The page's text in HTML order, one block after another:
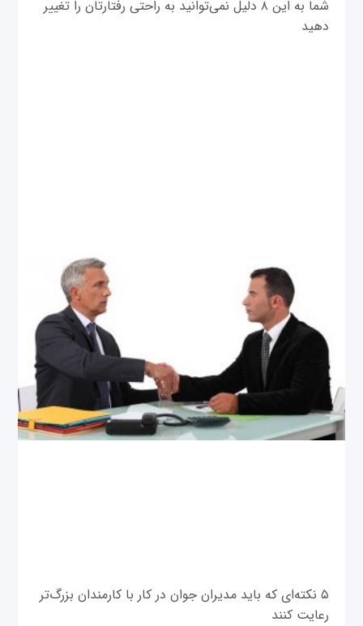
شما به این ۸ دلیل نمی‌توانید به راحتی رفتارتان را تغییر
دهید
۵ نکته‌ای که باید مدیران جوان در کار با کارمندان بزرگ‌تر
رعایت کنند